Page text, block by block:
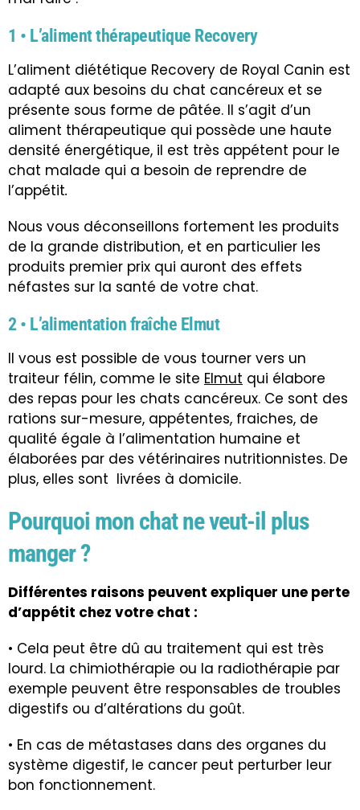
1 • L’aliment thérapeutique Recovery
L’aliment diététique Recovery de Royal Canin est
adapté aux besoins du chat cancéreux et se
présente sous forme de pâtée. Il s’agit d’un
aliment thérapeutique qui possède une haute
densité énergétique, il est très appétent pour le
chat malade qui a besoin de reprendre de
l’appétit.
Nous vous déconseillons fortement les produits
de la grande distribution, et en particulier les
produits premier prix qui auront des effets
néfastes sur la santé de votre chat.
2 • L’alimentation fraîche Elmut
Il vous est possible de vous tourner vers un
traiteur félin, comme le site Elmut qui élabore
des repas pour les chats cancéreux. Ce sont des
rations sur-mesure, appétentes, fraiches, de
qualité égale à l’alimentation humaine et
élaborées par des vétérinaires nutritionnistes. De
plus, elles sont livrées à domicile.
Pourquoi mon chat ne veut-il plus
manger ?
Différentes raisons peuvent expliquer une perte
d’appétit chez votre chat :
• Cela peut être dû au traitement qui est très
lourd. La chimiothérapie ou la radiothérapie par
exemple peuvent être responsables de troubles
digestifs ou d’altérations du goût.
• En cas de métastases dans des organes du
système digestif, le cancer peut perturber leur
bon fonctionnement.